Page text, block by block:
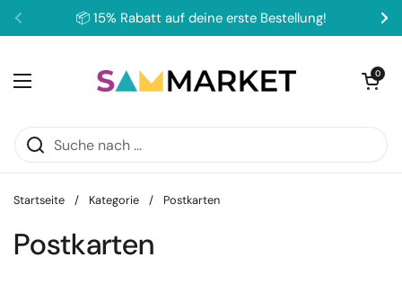
Zum Inhalt springen
Zurück
📦 15% Rabatt auf deine erste Bestellung!
Menü öffnen
Warenkorb
0
Startseite / Kategorie / Postkarten
Postkarten